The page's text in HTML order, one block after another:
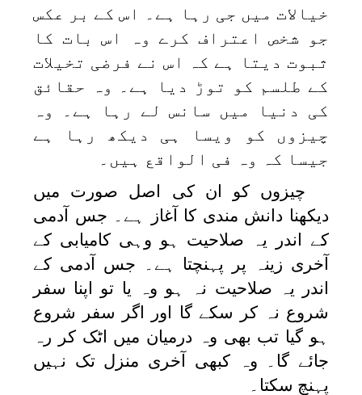
خیالات میں جی رہا ہے۔ اس کے بر عکس
جو شخص اعتراف کرے وہ اس بات کا
ثبوت دیتا ہے کہ اس نے فرضی تخیلات
کے طلسم کو توڑ دیا ہے۔ وہ حقائق
کی دنیا میں سانس لے رہا ہے۔ وہ
چیزوں کو ویسا ہی دیکھ رہا ہے
جیسا کہ وہ فی الواقع ہیں۔
چیزوں کو ان کی اصل صورت میں
دیکھنا دانش مندی کا آغاز ہے۔ جس آدمی
کے اندر یہ صلاحیت ہو وہی کامیابی کے
آخری زینہ پر پہنچتا ہے۔ جس آدمی کے
اندر یہ صلاحیت نہ ہو وہ یا تو اپنا سفر
شروع نہ کر سکے گا اور اگر سفر شروع
ہو گیا تب بھی وہ درمیان میں اٹک کر رہ
جائے گا۔ وہ کبھی آخری منزل تک نہیں
پہنچ سکتا۔